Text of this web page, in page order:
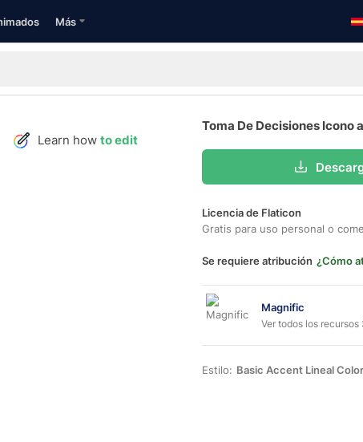
Más
Learn how to edit
Toma De Decisiones Icono
Licencia de Flaticon
Gratis para uso personal o
Se requiere atribución ¿Cómo
Magnific
Ver todos los recursos
Estilo: Basic Accent Lineal Color